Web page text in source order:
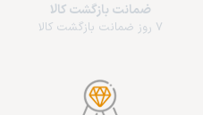
ضمانت بازگشت کالا
7 روز ضمانت بازگشت کالا